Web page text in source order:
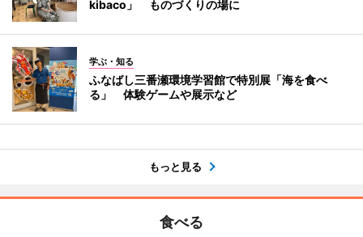
kibaco」 ものづくりの場に
学ぶ・知る
ふなばし三番瀬環境学習館で特別展「海を食べ
る」 体験ゲームや展示など
もっと見る
食べる